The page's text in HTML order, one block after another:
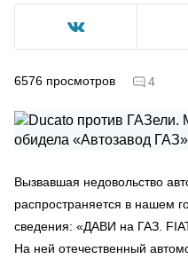
6576 просмотров 4
Вызвавшая недовольство
распространяется в нашем
сведения: «ДАВИ на ГАЗ.
На ней отечественный